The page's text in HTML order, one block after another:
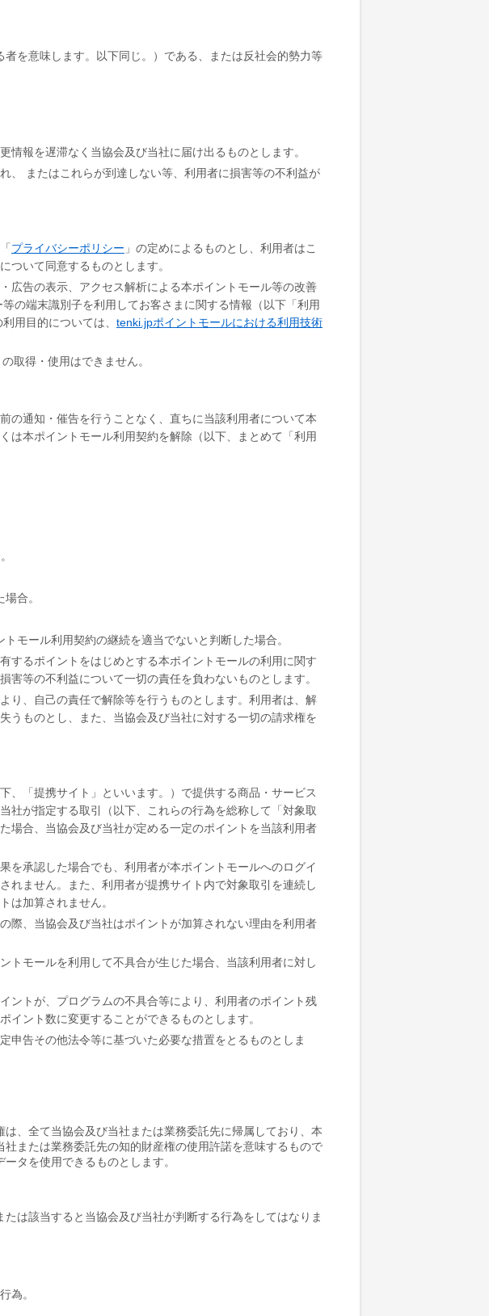
を意味します。以下同じ。）である、または反社会的勢力等
報を遅滞なく当協会及び当社に届け出るものとします。
、 またはこれらが到達しない等、利用者に損害等の不利益が
プライバシーポリシー 」の定めによるものとし、利用者はこ
ついて同意するものとします。
広告の表示、アクセス解析による本ポイントモール等の改善
の端末識別子を利用してお客さまに関する情報（以下「利用
用目的については、 tenki.jpポイントモールにおける利用技術
取得・使用はできません。
の通知・催告を行うことなく、直ちに当該利用者について本
は本ポイントモール利用契約を解除（以下、まとめて「利用
合。
モール利用契約の継続を適当でないと判断した場合。
するポイントをはじめとする本ポイントモールの利用に関す
等の不利益について一切の責任を負わないものとします。
り、自己の責任で解除等を行うものとします。利用者は、解
うものとし、また、当協会及び当社に対する一切の請求権を
、「提携サイト」といいます。）で提供する商品・サービス
社が指定する取引（以下、これらの行為を総称して「対象取
場合、当協会及び当社が定める一定のポイントを当該利用者
を承認した場合でも、利用者が本ポイントモールへのログイ
れません。また、利用者が提携サイト内で対象取引を連続し
は加算されません。
際、当協会及び当社はポイントが加算されない理由を利用者
トモールを利用して不具合が生じた場合、当該利用者に対し
ントが、プログラムの不具合等により、利用者のポイント残
ント数に変更することができるものとします。
申告その他法令等に基づいた必要な措置をとるものとしま
、全て当協会及び当社または業務委託先に帰属しており、本
または業務委託先の知的財産権の使用許諾を意味するもので
タを使用できるものとします。
は該当すると当協会及び当社が判断する行為をしてはなりま
為。